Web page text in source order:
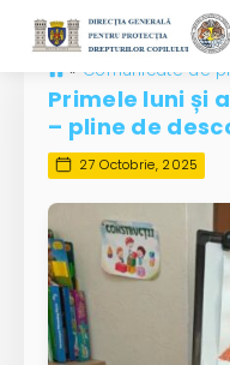
» Comunicate de
Primele luni și
– pline de
27 Octobrie, 2025